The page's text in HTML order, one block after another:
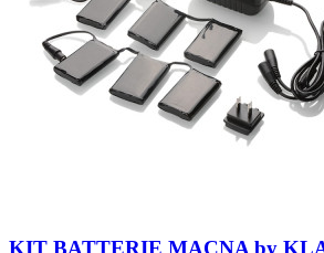
KIT BATTERIE MACNA by